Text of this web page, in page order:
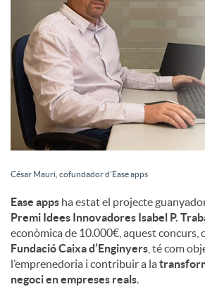
César Mauri, cofundador d’Ease apps
Ease apps ha estat el projecte
Premi Idees Innovadores Isabel P.
econòmica de 10.000€, aquest concurs,
Fundació Caixa d’Enginyers , té com
l’emprenedoria i contribuir a la
negoci en empreses reals.